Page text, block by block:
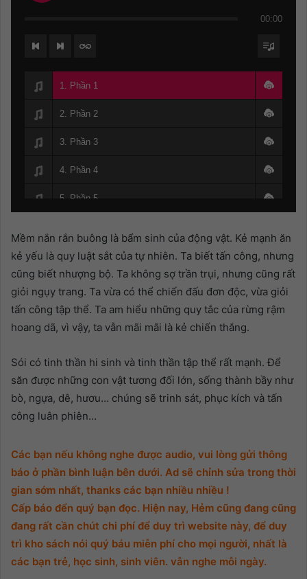
00:00
1. Phần 1
2. Phần 2
3. Phần 3
4. Phần 4
5. Phần 5
7. Phần 7
8. Phần 8
9. Phần 9
11. Phần 11
12. Phần 12
13. Phần 13
14. Phần 14
15. Phần 15
16. Phần 16
18. Phần 18
Mềm nắn rắn buông là bẩm sinh của động vật. Kẻ mạnh ăn
kẻ yếu là quy luật sắt của tự nhiên. Ta biết tấn công, nhưng
cũng biết nhượng bộ. Ta không sợ trần trụi, nhưng cũng rất
giỏi ngụy trang. Ta vừa có thể chiến đấu đơn độc, vừa giỏi
tấn công tập thể. Ta am hiểu những quy tắc của rừng rậm
hoang dã, vì vậy, ta vẫn mãi mãi là kẻ chiến thắng.
Sói có tinh thần hi sinh và tinh thần tập thể rất mạnh. Để
săn được những con vật tương đối lớn, sống thành bầy như
bò, ngựa, dê, hươu… chúng sẽ trinh sát, phục kích và tấn
công luân phiên…
Các bạn nếu không nghe được audio, vui lòng gửi thông
báo ở phần bình luận bên dưới. Ad sẽ chỉnh sửa trong thời
gian sớm nhất, thanks các bạn nhiều nhiều !
Cấp báo đển quý bạn đọc. Hiện nay, Hẻm cũng đang cũng
đang rất cần chút chi phí để duy trì website này, để duy
trì kho sách nói quý báu miễn phí cho mọi người, nhất là
các bạn trẻ, học sinh, sinh viên. vẫn nghe mỗi ngày.